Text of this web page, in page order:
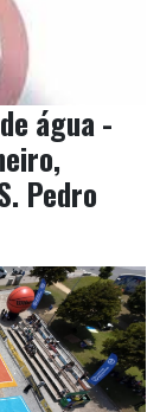
água -
Pedro